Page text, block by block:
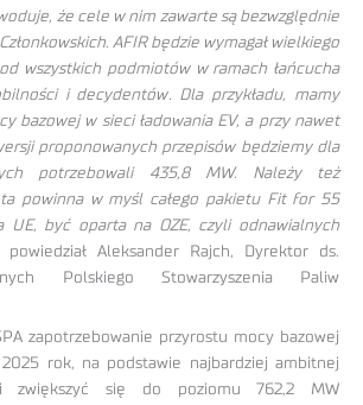
że cele w nim zawarte są bezwzględnie
AFIR będzie wymagał wielkiego
od wszystkich podmiotów w ramach łańcucha
i decydentów. Dla przykładu, mamy
bazowej w sieci ładowania EV, a przy nawet
proponowanych przepisów będziemy dla
potrzebowali 435,8 MW. Należy też
ta powinna w myśl całego pakietu Fit for 55
UE, być oparta na OZE, czyli odnawialnych
powiedział Aleksander Rajch, Dyrektor ds.
Polskiego Stowarzyszenia Paliw
zapotrzebowanie przyrostu mocy bazowej
rok, na podstawie najbardziej ambitnej
zwiększyć się do poziomu 762,2 MW